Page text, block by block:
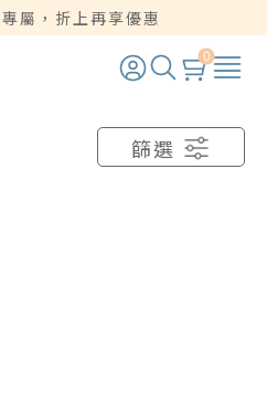
屬，折上再享優惠
0
篩選